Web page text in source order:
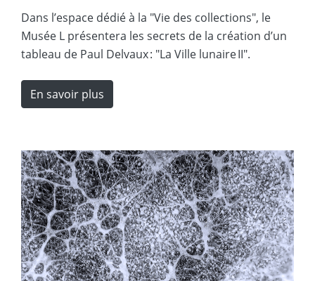
Dans l’espace dédié à la "Vie des collections", le
Musée L présentera les secrets de la création d’un
tableau de Paul Delvaux : "La Ville lunaire II".
En savoir plus